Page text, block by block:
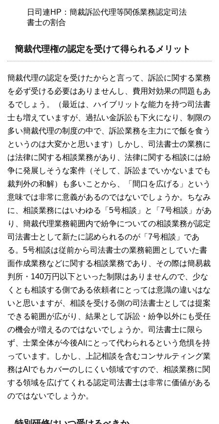
日司連HP：簡裁訴訟代理等関係業務認定司法
書士の割合
簡裁代理権の認定を受けて得られるメリット
簡裁代理の認定を受けたからと言って、訴訟に関する業務
を必ず受ける必要はありませんし、費用対効果の問題もあ
るでしょう。（最近は、ハイブリットな能力を持つ司法書
士も増えていますが、過払い金訴訟も下火になり、制限の
多い簡裁代理の制度の中で、訴訟業務を主力にで飯を食う
というのは大変かと思います）しかし、司法書士の業務に
は法律に関する相談業務があり、法律に関する相談には紛
争に発展しそうな案件（そして、訴訟までいかないまでも
裁判外の和解）も多いことから、「間口を広げる」という
意味では非常に意義があるのではないでしょうか。ちなみ
に、相談業務にはいわゆる「5号相談」と「7号相談」があ
り、簡裁代理業務範囲内で紛争についての相談業務が認定
司法書士として新たに認められるのが「7号相談」であ
る。5号相談は従前から司法書士の業務範囲としていた書
面作成業務などに関する相談業務であり、その際は簡易裁
判所・140万円以下といった制限はありませんので、少な
くとも相談する側である依頼者にとっては意識の違いはな
いと思いますが、相談を受ける側の司法書士としては提案
できる範囲が広がり、結果として訴訟・紛争以外にも受任
の機会が増えるのではないでしょうか。司法書士に限ら
ず、士業全体が今後AIにとって代わられるという危惧を持
っています。しかし、上記相談を含むコンサルティング業
務はAIでもカバーのしにくい領域ですので、相談業務に関
する領域を広げてくれる認定司法書士は非常に価値がある
のではないでしょうか。